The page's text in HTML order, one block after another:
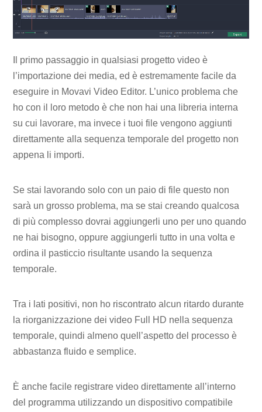
Il primo passaggio in qualsiasi progetto video è
l’importazione dei media, ed è estremamente facile da
eseguire in Movavi Video Editor. L’unico problema che
ho con il loro metodo è che non hai una libreria interna
su cui lavorare, ma invece i tuoi file vengono aggiunti
direttamente alla sequenza temporale del progetto non
appena li importi.
Se stai lavorando solo con un paio di file questo non
sarà un grosso problema, ma se stai creando qualcosa
di più complesso dovrai aggiungerli uno per uno quando
ne hai bisogno, oppure aggiungerli tutto in una volta e
ordina il pasticcio risultante usando la sequenza
temporale.
Tra i lati positivi, non ho riscontrato alcun ritardo durante
la riorganizzazione dei video Full HD nella sequenza
temporale, quindi almeno quell’aspetto del processo è
abbastanza fluido e semplice.
È anche facile registrare video direttamente all’interno
del programma utilizzando un dispositivo compatibile